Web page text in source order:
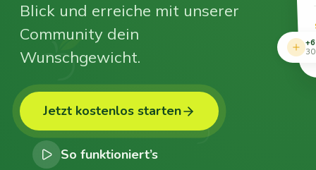
Blick und erreiche mit unserer
Community dein
Wunschgewicht.
Jetzt kostenlos starten
So funktioniert’s